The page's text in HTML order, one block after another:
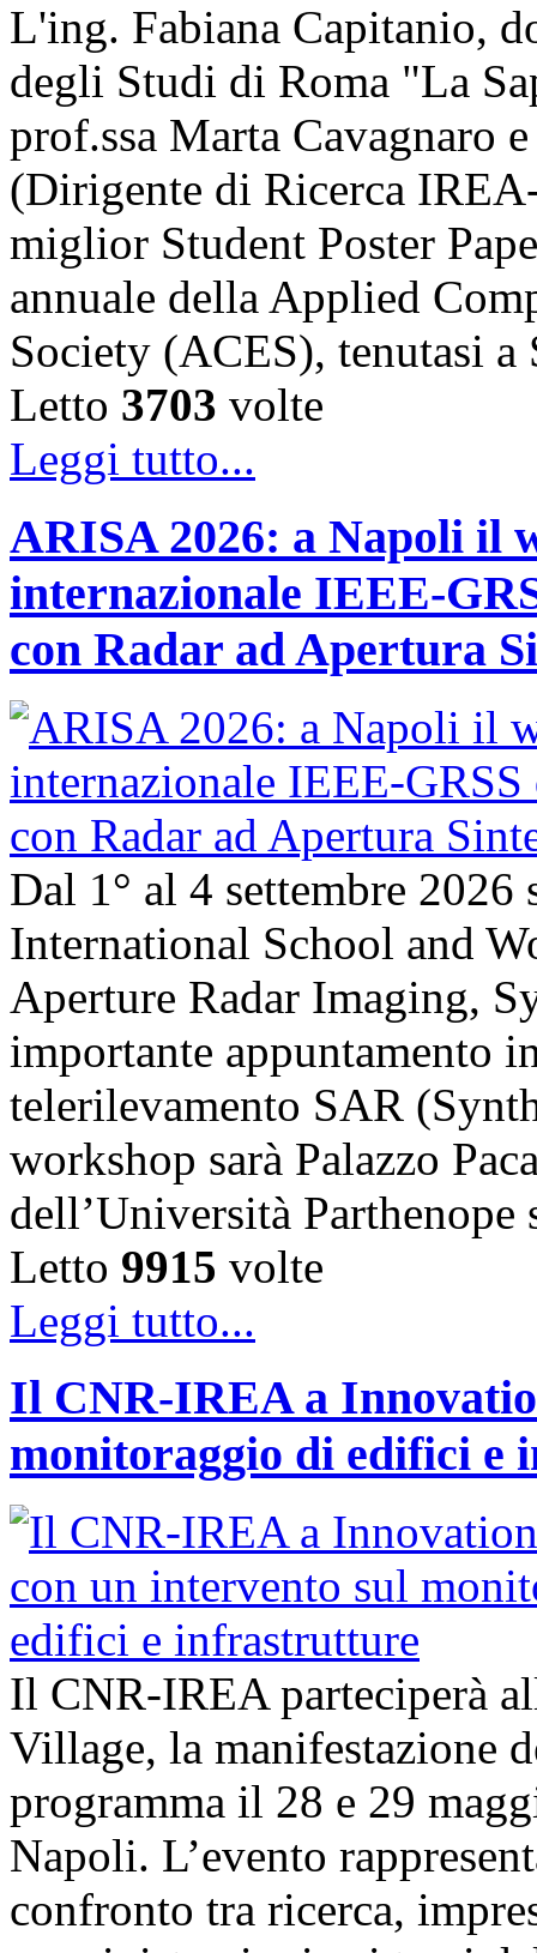
L'ing. Fabiana Capitanio,
degli Studi di Roma "La
prof.ssa Marta Cavagnaro
(Dirigente di Ricerca
miglior Student Poster
annuale della Applied
Society (ACES), tenutasi
Letto 3703 volte
Leggi tutto...
ARISA 2026: a Napoli il
internazionale IEEE-
con Radar ad Apertura
Dal 1° al 4 settembre
International School and
Aperture Radar Imaging,
importante appuntamento
telerilevamento SAR
workshop sarà Palazzo
dell’Università
Letto 9915 volte
Leggi tutto...
Il CNR-IREA a
monitoraggio di edifici e
Il CNR-IREA parteciperà
Village, la manifestazione
programma il 28 e 29
Napoli. L’evento
confronto tra ricerca,